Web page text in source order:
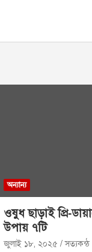
অন্যান্য
ওষুধ ছাড়াই
উপায় ৭টি
জুলাই ১৮, ২০২৫ সত্যকন্ঠ